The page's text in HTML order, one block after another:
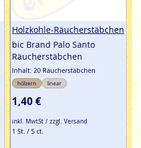
Holzkohle-Räucherstäbchen
bic Brand Palo Santo
Räucherstäbchen
Inhalt: 20 Räucherstäbchen
hölzern linear
1,40 €
inkl. MwtSt / zzgl. Versand
1 St. / 5 ct.